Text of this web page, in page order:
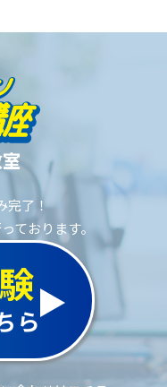
完了！
ております。
ら